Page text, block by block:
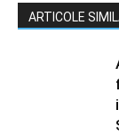
ARTICOLE